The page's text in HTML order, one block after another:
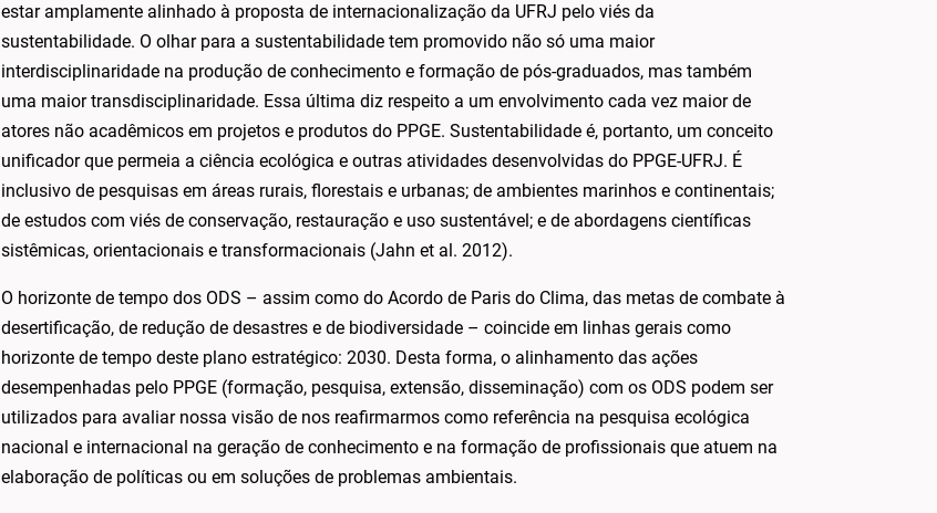
estar amplamente alinhado à proposta de internacionalização da UFRJ pelo viés da
sustentabilidade. O olhar para a sustentabilidade tem promovido não só uma maior
interdisciplinaridade na produção de conhecimento e formação de pós-graduados, mas também
uma maior transdisciplinaridade. Essa última diz respeito a um envolvimento cada vez maior de
atores não acadêmicos em projetos e produtos do PPGE. Sustentabilidade é, portanto, um conceito
unificador que permeia a ciência ecológica e outras atividades desenvolvidas do PPGE-UFRJ. É
inclusivo de pesquisas em áreas rurais, florestais e urbanas; de ambientes marinhos e continentais;
de estudos com viés de conservação, restauração e uso sustentável; e de abordagens científicas
sistêmicas, orientacionais e transformacionais (Jahn et al. 2012).
O horizonte de tempo dos ODS – assim como do Acordo de Paris do Clima, das metas de combate à
desertificação, de redução de desastres e de biodiversidade – coincide em linhas gerais como
horizonte de tempo deste plano estratégico: 2030. Desta forma, o alinhamento das ações
desempenhadas pelo PPGE (formação, pesquisa, extensão, disseminação) com os ODS podem ser
utilizados para avaliar nossa visão de nos reafirmarmos como referência na pesquisa ecológica
nacional e internacional na geração de conhecimento e na formação de profissionais que atuem na
elaboração de políticas ou em soluções de problemas ambientais.